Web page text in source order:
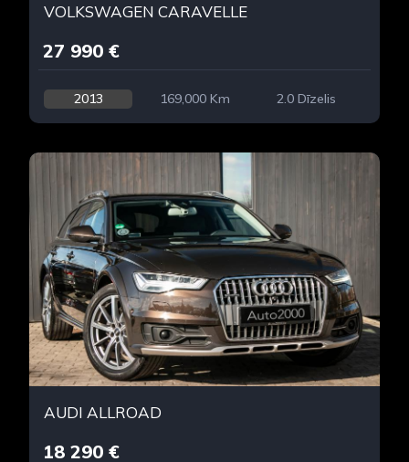
VOLKSWAGEN CARAVELLE
27 990 €
2013 169,000 Km 2.0 Dīzelis
AUDI ALLROAD
18 290 €